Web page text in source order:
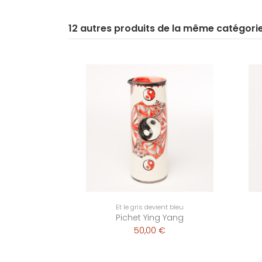
12 autres produits de la même
Et le gris devient bleu
Pichet Ying Yang
50,00 €